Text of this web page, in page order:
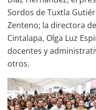
Sordos de Tuxtla
Zenteno; la directora
Cintalapa, Olga Luz
docentes y
otros.